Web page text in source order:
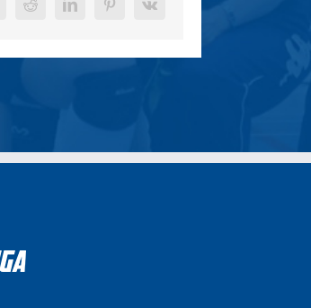
Reddit LinkedInPinterest
Vk